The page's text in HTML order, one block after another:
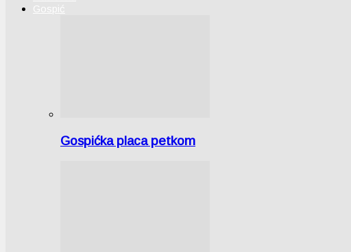
Gospić
Gospićka placa petkom